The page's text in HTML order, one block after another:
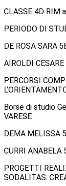
CLASSE 4D RIM
PERIODO DI
DE ROSA SARA
AIROLDI
PERCORSI
Borse di studio
VARESE
DEMA MELISSA
CURRI ANABELA
PROGETTI
SODALITAS: